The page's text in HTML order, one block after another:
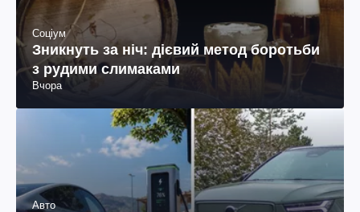
Соціум
Зникнуть за ніч: дієвий метод боротьби
з рудими слимаками
Вчора
Авто